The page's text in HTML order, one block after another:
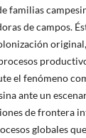
familias
de campos.
el fenómeno
ante un
de frontera
globales